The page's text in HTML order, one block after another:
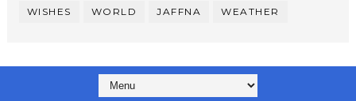
WISHES WORLD JAFFNA WEATHER